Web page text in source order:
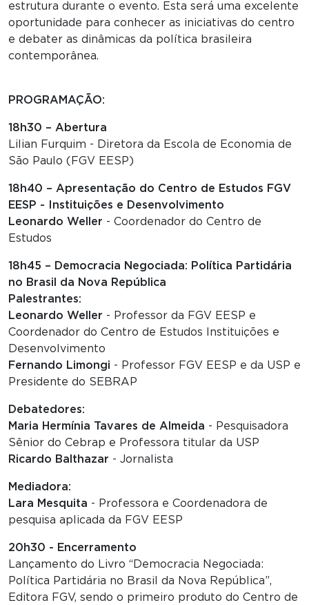
estrutura durante o evento. Esta será uma excelente
oportunidade para conhecer as iniciativas do centro
e debater as dinâmicas da política brasileira
contemporânea.
PROGRAMAÇÃO:
18h30 – Abertura
Lilian Furquim - Diretora da Escola de Economia de
São Paulo (FGV EESP)
18h40 – Apresentação do Centro de Estudos FGV
EESP - Instituições e Desenvolvimento
Leonardo Weller - Coordenador do Centro de
Estudos
18h45 – Democracia Negociada: Política Partidária
no Brasil da Nova República
Palestrantes:
Leonardo Weller - Professor da FGV EESP e
Coordenador do Centro de Estudos Instituições e
Desenvolvimento
Fernando Limongi - Professor FGV EESP e da USP e
Presidente do SEBRAP
Debatedores:
Maria Hermínia Tavares de Almeida - Pesquisadora
Sênior do Cebrap e Professora titular da USP
Ricardo Balthazar - Jornalista
Mediadora:
Lara Mesquita - Professora e Coordenadora de
pesquisa aplicada da FGV EESP
20h30 - Encerramento
Lançamento do Livro “Democracia Negociada:
Política Partidária no Brasil da Nova República”,
Editora FGV, sendo o primeiro produto do Centro de